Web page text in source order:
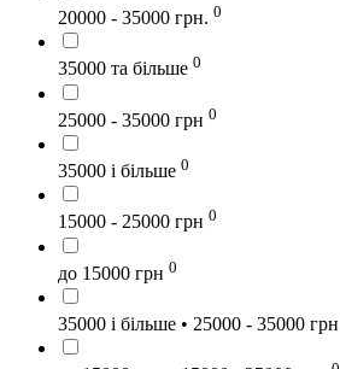
20000 - 35000 грн. 0
35000 та більше 0
25000 - 35000 грн 0
35000 і більше 0
15000 - 25000 грн 0
до 15000 грн 0
35000 і більше • 25000 - 35000 грн